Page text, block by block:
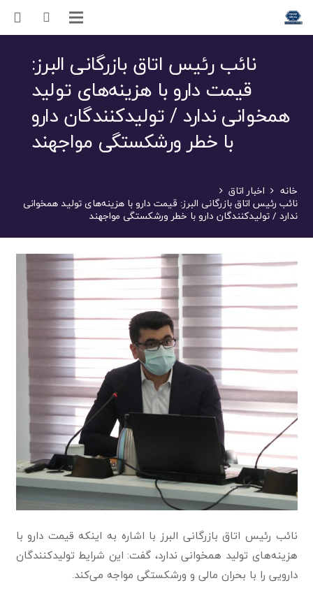
نائب رئیس اتاق بازرگانی البرز:
قیمت دارو با هزینه‌های تولید
همخوانی ندارد / تولید‌کنندگان دارو
با خطر ورشکستگی مواجهند
خانه اخبار اتاق
نائب رئیس اتاق بازرگانی البرز: قیمت دارو با هزینه‌های تولید همخوانی
ندارد / تولید‌کنندگان دارو با خطر ورشکستگی مواجهند
نائب رئیس اتاق بازرگانی البرز با اشاره به اینکه قیمت دارو با
هزینه‌های تولید همخوانی ندارد، گفت: این شرایط تولید‌کنند‌گان
دارویی را با بحران مالی و ورشکستگی مواجه می‌کند.